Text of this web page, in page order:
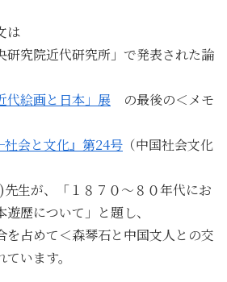
は
研究院近代研究所」で発表された論
代絵画と日本」展
の最後の＜メモ
会と文化』第24号 （中国社会文化
先生が、
「１８７０～８０年代にお
歴について」 と題し、
を占めて＜森琴石と中国文人との交
います。